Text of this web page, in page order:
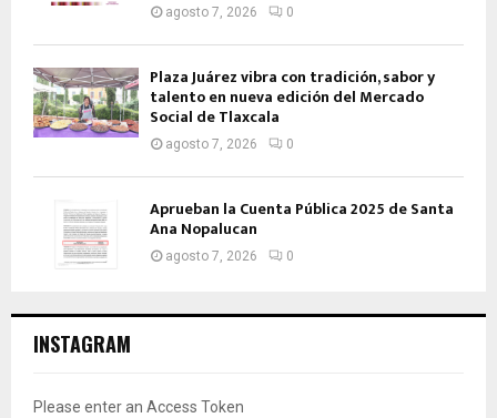
agosto 7, 2026 0
Plaza Juárez vibra con tradición, sabor y
talento en nueva edición del Mercado
Social de Tlaxcala
agosto 7, 2026 0
Aprueban la Cuenta Pública 2025 de Santa
Ana Nopalucan
agosto 7, 2026 0
INSTAGRAM
Please enter an Access Token